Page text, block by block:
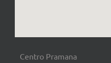
Centro Pramana